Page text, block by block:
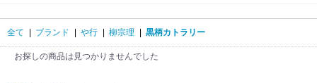
全て | ブランド | や行 | 柳宗理 | 黒柄カトラリー
お探しの商品は見つかりませんでした